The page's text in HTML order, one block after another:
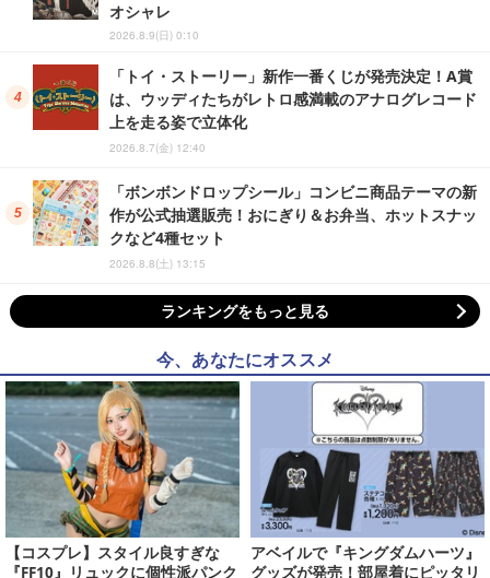
オシャレ
2026.8.9(日) 0:10
「トイ・ストーリー」新作一番くじが発売決定！A賞
は、ウッディたちがレトロ感満載のアナログレコード
上を走る姿で立体化
2026.8.7(金) 12:40
「ボンボンドロップシール」コンビニ商品テーマの新
作が公式抽選販売！おにぎり＆お弁当、ホットスナッ
クなど4種セット
2026.8.8(土) 13:15
ランキングをもっと見る
今、あなたにオススメ
【コスプレ】スタイル良すぎな
『FF10』リュックに個性派パンク
アベイルで『キングダムハーツ』
グッズが発売！部屋着にピッタリ